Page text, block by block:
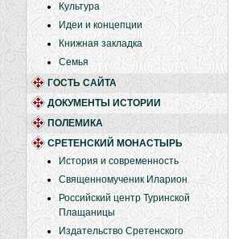
Культура
Идеи и концепции
Книжная закладка
Семья
ГОСТЬ САЙТА
ДОКУМЕНТЫ ИСТОРИИ
ПОЛЕМИКА
СРЕТЕНСКИЙ МОНАСТЫРЬ
История и современность
Священномученик Иларион
Российский центр Туринской
Плащаницы
Издательство Сретенского